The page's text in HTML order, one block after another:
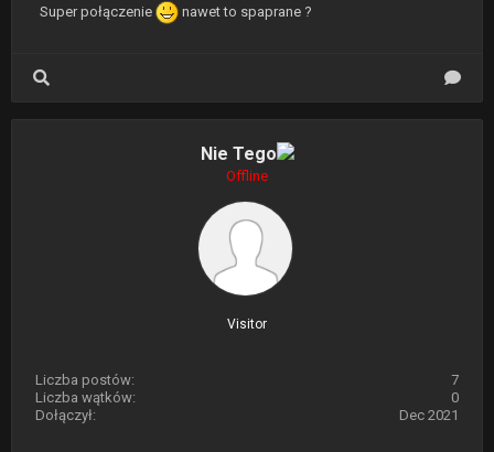
Super połączenie nawet to spaprane ?
Nie Tego
Offline
Visitor
Liczba postów:
7
Liczba wątków:
0
Dołączył:
Dec 2021